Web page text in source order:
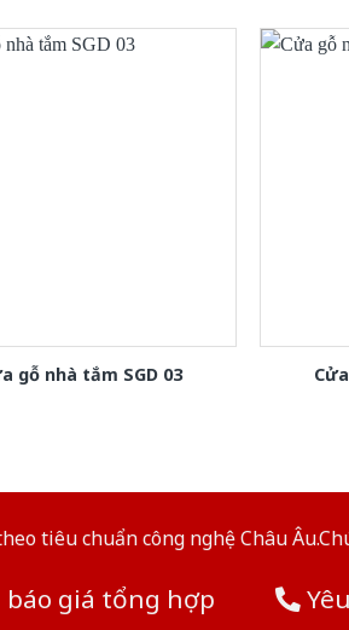
gỗ nhà tắm SGD 03
tiêu chuẩn công nghệ Châu
giá tổng hợp